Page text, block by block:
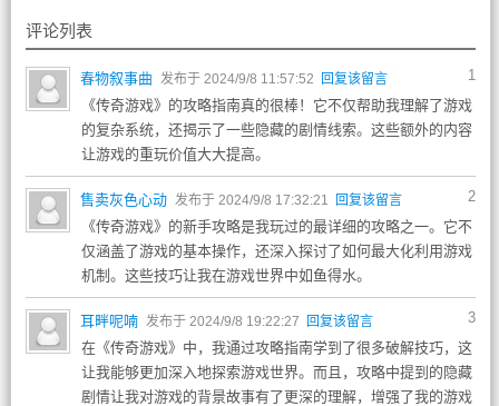
评论列表
1
春物叙事曲 发布于 2024/9/8 11:57:52 回复该留言
《传奇游戏》的攻略指南真的很棒！它不仅帮助我理解了游戏
的复杂系统，还揭示了一些隐藏的剧情线索。这些额外的内容
让游戏的重玩价值大大提高。
2
售卖灰色心动 发布于 2024/9/8 17:32:21 回复该留言
《传奇游戏》的新手攻略是我玩过的最详细的攻略之一。它不
仅涵盖了游戏的基本操作，还深入探讨了如何最大化利用游戏
机制。这些技巧让我在游戏世界中如鱼得水。
3
耳畔呢喃 发布于 2024/9/8 19:22:27 回复该留言
在《传奇游戏》中，我通过攻略指南学到了很多破解技巧，这
让我能够更加深入地探索游戏世界。而且，攻略中提到的隐藏
剧情让我对游戏的背景故事有了更深的理解，增强了我的游戏